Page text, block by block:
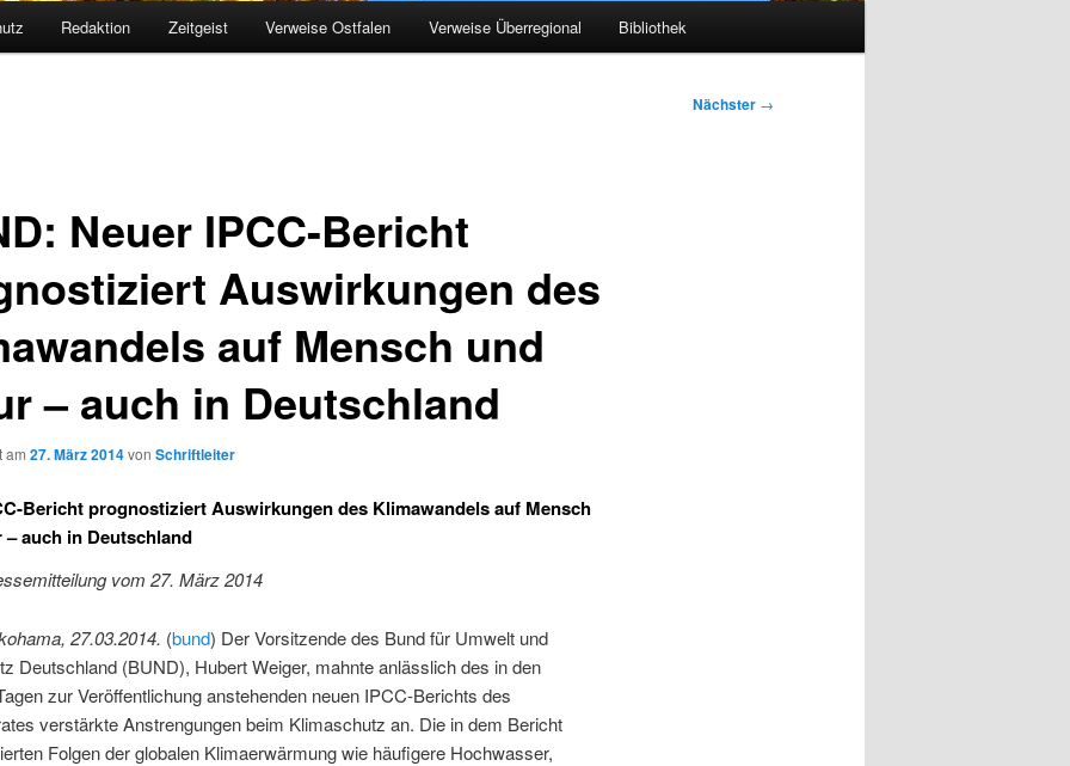
Redaktion Zeitgeist Verweise Ostfalen Verweise Überregional Bibliothek
Nächster →
Neuer IPCC-Bericht
Auswirkungen des
auf Mensch und
– auch in Deutschland
am 27. März 2014von Schriftleiter
Bericht prognostiziert Auswirkungen des Klimawandels auf Mensch
– auch in Deutschland
vom 27. März 2014
27.03.2014. (bund) Der Vorsitzende des Bund für Umwelt und
Deutschland (BUND), Hubert Weiger, mahnte anlässlich des in den
zur Veröffentlichung anstehenden neuen IPCC-Berichts des
verstärkte Anstrengungen beim Klimaschutz an. Die in dem Bericht
Folgen der globalen Klimaerwärmung wie häufigere Hochwasser,